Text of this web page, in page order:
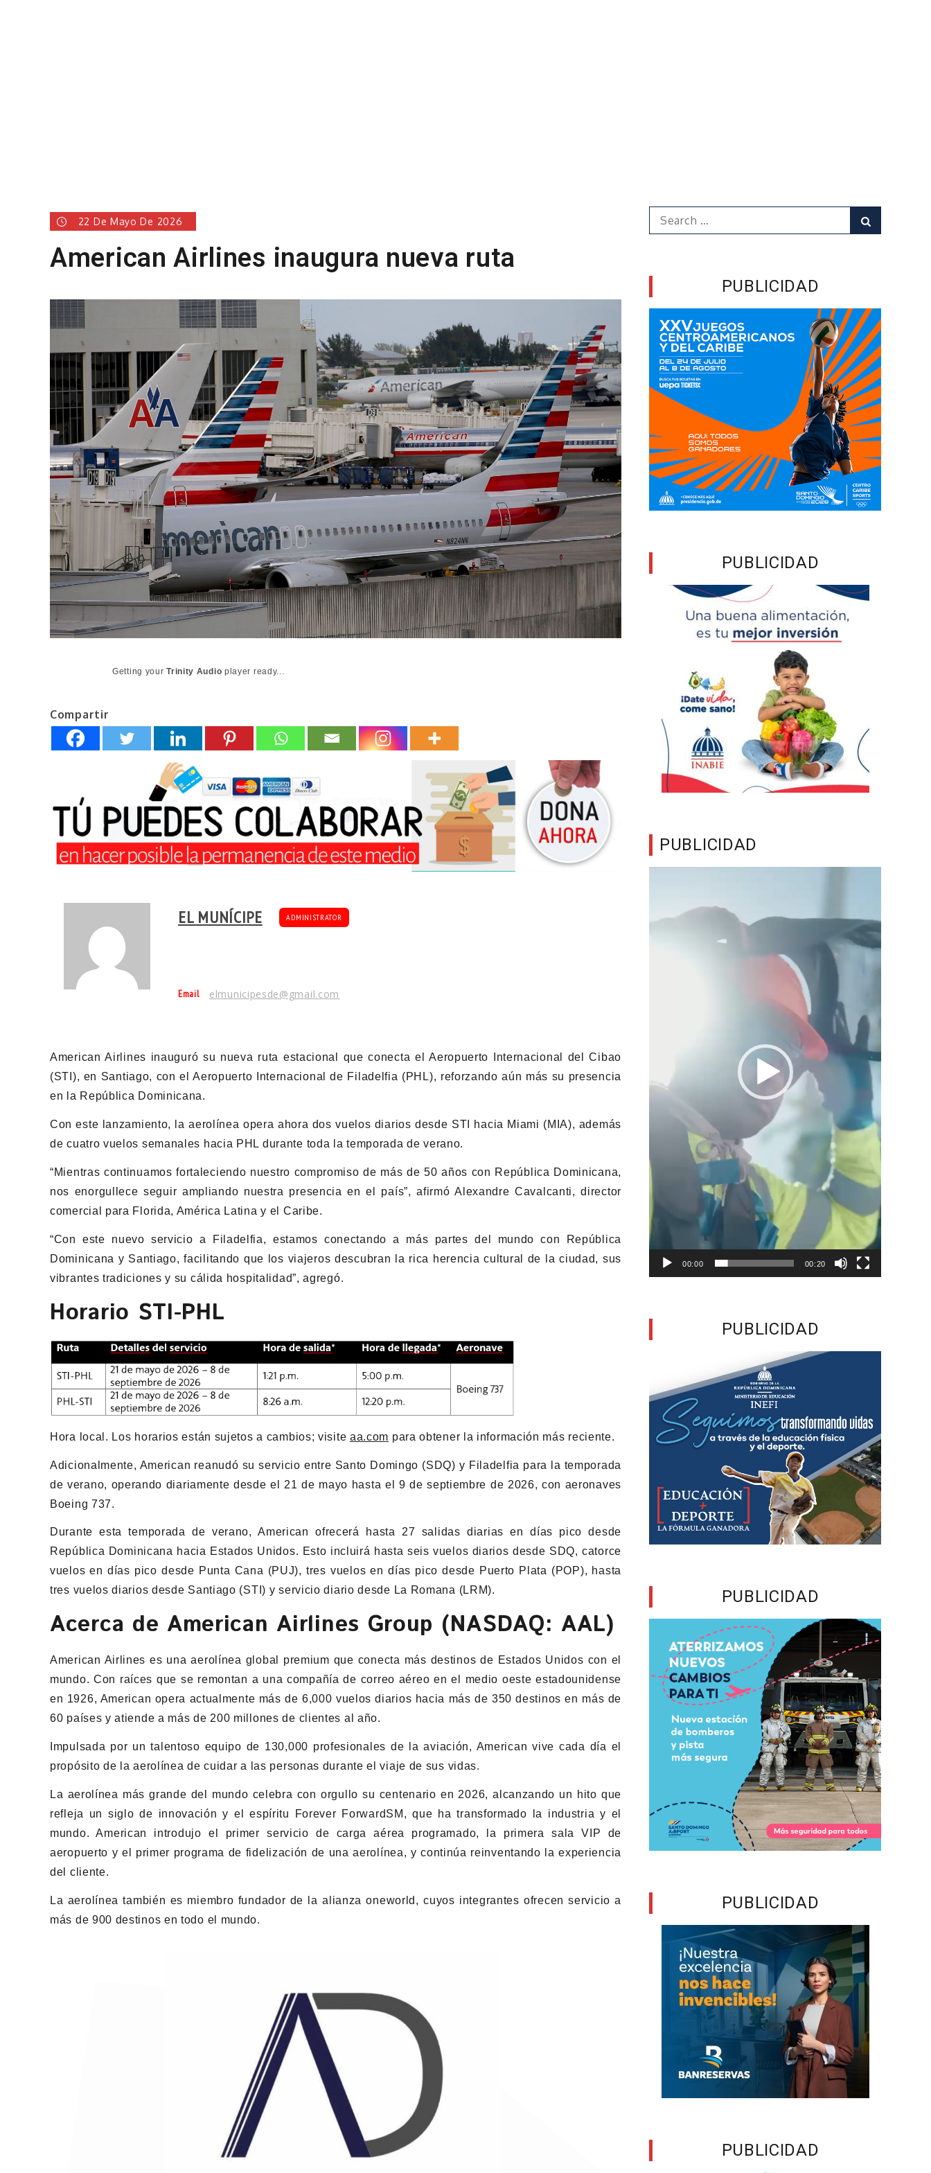
22 De Mayo De 2026
American Airlines inaugura nueva ruta
Getting yourTrinity Audio player ready...
Compartir
EL MUNÍCIPE ADMINISTRATOR
Email elmunicipesde@gmail.com
American Airlines inauguró su nueva ruta estacional que conecta el Aeropuerto Internacional del Cibao
(STI), en Santiago, con el Aeropuerto Internacional de Filadelfia (PHL), reforzando aún más su presencia
en la República Dominicana.
Con este lanzamiento, la aerolínea opera ahora dos vuelos diarios desde STI hacia Miami (MIA), además
de cuatro vuelos semanales hacia PHL durante toda la temporada de verano.
“Mientras continuamos fortaleciendo nuestro compromiso de más de 50 años con República Dominicana,
nos enorgullece seguir ampliando nuestra presencia en el país”, afirmó Alexandre Cavalcanti, director
comercial para Florida, América Latina y el Caribe.
“Con este nuevo servicio a Filadelfia, estamos conectando a más partes del mundo con República
Dominicana y Santiago, facilitando que los viajeros descubran la rica herencia cultural de la ciudad, sus
vibrantes tradiciones y su cálida hospitalidad”, agregó.
Horario STI-PHL
Hora local. Los horarios están sujetos a cambios; visite aa.com para obtener la información más reciente.
Adicionalmente, American reanudó su servicio entre Santo Domingo (SDQ) y Filadelfia para la temporada
de verano, operando diariamente desde el 21 de mayo hasta el 9 de septiembre de 2026, con aeronaves
Boeing 737.
Durante esta temporada de verano, American ofrecerá hasta 27 salidas diarias en días pico desde
República Dominicana hacia Estados Unidos. Esto incluirá hasta seis vuelos diarios desde SDQ, catorce
vuelos en días pico desde Punta Cana (PUJ), tres vuelos en días pico desde Puerto Plata (POP), hasta
tres vuelos diarios desde Santiago (STI) y servicio diario desde La Romana (LRM).
Acerca de American Airlines Group (NASDAQ: AAL)
American Airlines es una aerolínea global premium que conecta más destinos de Estados Unidos con el
mundo. Con raíces que se remontan a una compañía de correo aéreo en el medio oeste estadounidense
en 1926, American opera actualmente más de 6,000 vuelos diarios hacia más de 350 destinos en más de
60 países y atiende a más de 200 millones de clientes al año.
Impulsada por un talentoso equipo de 130,000 profesionales de la aviación, American vive cada día el
propósito de la aerolínea de cuidar a las personas durante el viaje de sus vidas.
La aerolínea más grande del mundo celebra con orgullo su centenario en 2026, alcanzando un hito que
refleja un siglo de innovación y el espíritu Forever ForwardSM, que ha transformado la industria y el
mundo. American introdujo el primer servicio de carga aérea programado, la primera sala VIP de
aeropuerto y el primer programa de fidelización de una aerolínea, y continúa reinventando la experiencia
del cliente.
La aerolínea también es miembro fundador de la alianza oneworld, cuyos integrantes ofrecen servicio a
más de 900 destinos en todo el mundo.
Search
for:
PUBLICIDAD
PUBLICIDAD
PUBLICIDAD
00:00 00:20
PUBLICIDAD
PUBLICIDAD
PUBLICIDAD
PUBLICIDAD